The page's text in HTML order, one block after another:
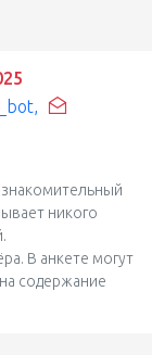
,
никого
В анкете могут
содержание